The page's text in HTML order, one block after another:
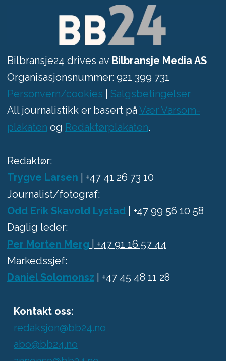
Bilbransje24 drives av Bilbransje Media AS
Organisasjonsnummer: 921 399 731
Personvern/cookies
Salgsbetingelser
All journalistikk er basert på Vær Varsom-
plakaten og Redaktørplakaten.
Redaktør:
Trygve Larsen | +47 41 26 73 10
Journalist/fotograf:
Odd Erik Skavold Lystad| +47 99 56 10 58
Daglig leder:
Per Morten Merg | +47 91 16 57 44
Markedssjef:
Daniel Solomonsz | +47 45 48 11 28
Kontakt oss:
redaksjon@bb24.no
abo@bb24.no